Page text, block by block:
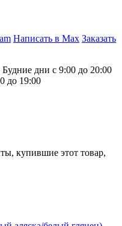
Написать в Max Заказать
дни с 9:00 до 20:00
до 19:00
купившие этот товар,